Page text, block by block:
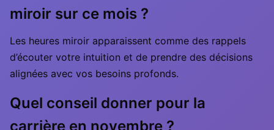
miroir sur ce mois ?
Les heures miroir apparaissent comme des rappels
d’écouter votre intuition et de prendre des décisions
alignées avec vos besoins profonds.
Quel conseil donner pour la
carrière en novembre ?